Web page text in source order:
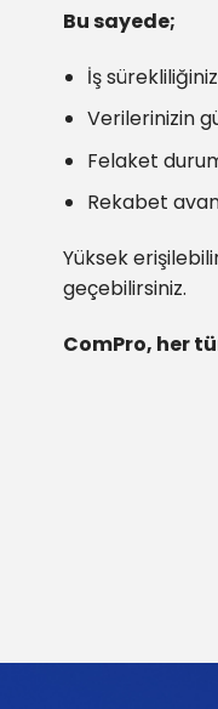
Bu sayede;
İş
Verilerinizin
Felaket
Rekabet
Yüksek
geçebilirsiniz.
ComPro, her